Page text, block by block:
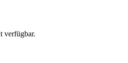
verfügbar.